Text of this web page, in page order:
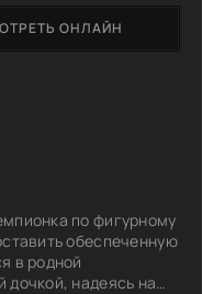
по фигурному
обеспеченную
в родной
дочкой, надеясь на
ОНЛАЙН